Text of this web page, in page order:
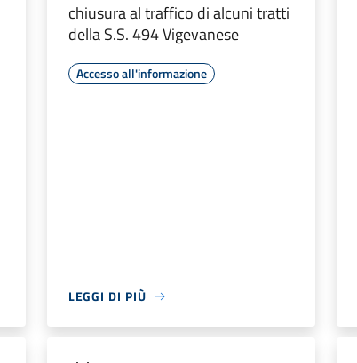
chiusura al traffico di alcuni tratti
della S.S. 494 Vigevanese
Accesso all'informazione
LEGGI DI PIÙ